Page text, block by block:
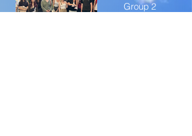
Group 2